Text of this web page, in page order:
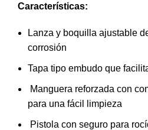
Características:
Lanza y boquilla ajustable
corrosión
Tapa tipo embudo que
Manguera reforzada con
para una fácil limpieza
Pistola con seguro para